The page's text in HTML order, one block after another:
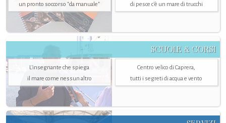
un pronto soccorso "da manuale"
di pesce c'è un mare di trucchi
SCUOLE & CORSI
L'insegnante che spiega
il mare come nessun altro
Centro velico di Caprera,
tutti i segreti di acqua e vento